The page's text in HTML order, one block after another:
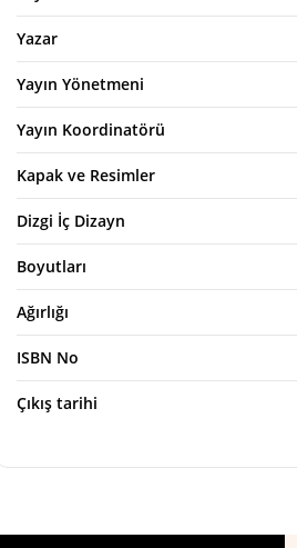
Yazar
Yayın Yönetmeni
Yayın Koordinatörü
Kapak ve Resimler
Dizgi İç Dizayn
Boyutları
Ağırlığı
ISBN No
Çıkış tarihi